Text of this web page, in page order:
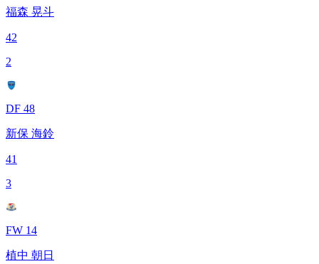
福森 晃斗
42
2
DF 48
新保 海鈴
41
3
FW 14
植中 朝日